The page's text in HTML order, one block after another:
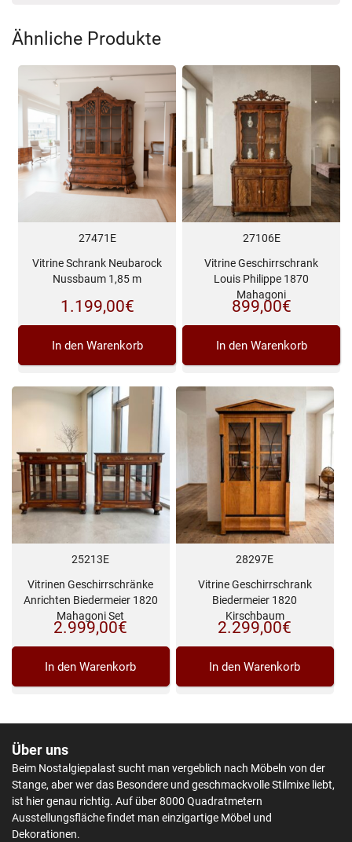
Ähnliche Produkte
27471E
Vitrine Schrank Neubarock
Nussbaum 1,85 m
1.199,00€
In den Warenkorb
27106E
Vitrine Geschirrschrank
Louis Philippe 1870
Mahagoni
899,00€
In den Warenkorb
25213E
Vitrinen Geschirrschränke
Anrichten Biedermeier 1820
Mahagoni Set
2.999,00€
In den Warenkorb
28297E
Vitrine Geschirrschrank
Biedermeier 1820
Kirschbaum
2.299,00€
In den Warenkorb
Über uns
Beim Nostalgiepalast sucht man vergeblich nach Möbeln von der
Stange, aber wer das Besondere und geschmackvolle Stilmixe liebt,
ist hier genau richtig. Auf über 8000 Quadratmetern
Ausstellungsfläche findet man einzigartige Möbel und
Dekorationen.